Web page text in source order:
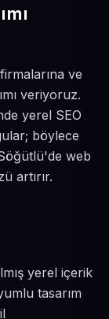
ve
veriyoruz.
yerel SEO
böylece
web
artırır.
yerel içerik
tasarım